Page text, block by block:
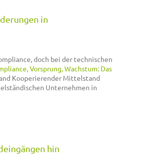
in
doch bei der technischen
Vorsprung, Wachstum: Das
Kooperierender Mittelstand
Unternehmen in
hin